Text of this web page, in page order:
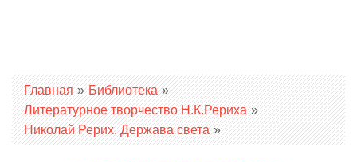
Вы здесь
Главная » Библиотека »
Литературное творчество Н.К.Рериха »
Николай Рерих. Держава света »